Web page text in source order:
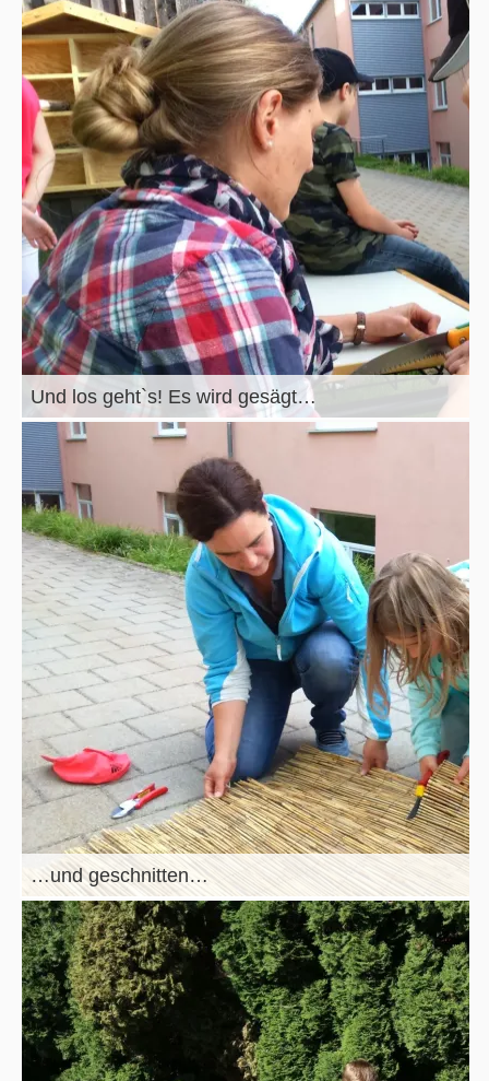
Und los geht`s! Es wird gesägt…
…und geschnitten…